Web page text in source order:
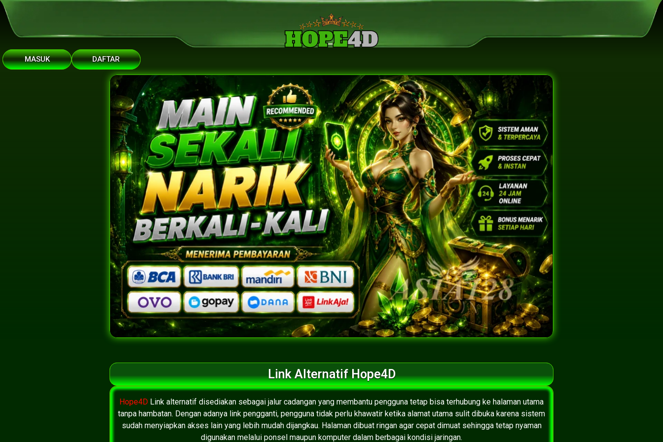
MASUK DAFTAR
Link Alternatif Hope4D
Hope4D Link alternatif disediakan sebagai jalur cadangan yang membantu pengguna tetap bisa terhubung ke halaman utama
tanpa hambatan. Dengan adanya link pengganti, pengguna tidak perlu khawatir ketika alamat utama sulit dibuka karena sistem
sudah menyiapkan akses lain yang lebih mudah dijangkau. Halaman dibuat ringan agar cepat dimuat sehingga tetap nyaman
digunakan melalui ponsel maupun komputer dalam berbagai kondisi jaringan.